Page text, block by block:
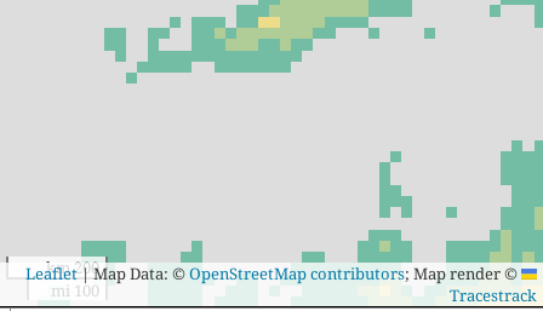
200 km
100 mi
Leaflet
|Map Data: ©OpenStreetMap contributors ; Map render ©
Tracestrack